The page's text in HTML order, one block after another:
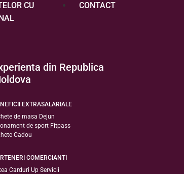
CU
CONTACT
din Republica
EXTRASALARIALE
de masa Dejun
de sport Fitpass
Cadou
COMERCIANTI
Carduri Up Servicii